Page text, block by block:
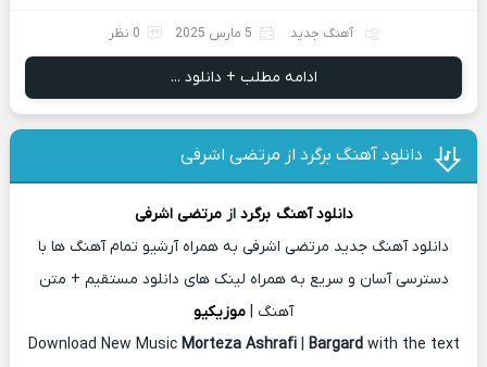
آهنگ جدید 5 مارس 2025 0 نظر
ادامه مطلب + دانلود ...
دانلود آهنگ برگرد از مرتضی اشرفی
دانلود آهنگ برگرد ازمرتضی اشرفی
دانلود آهنگ جدید مرتضی اشرفی به همراه آرشیو تمام آهنگ ها با
دسترسی آسان و سریع به همراه لینک های دانلود مستقیم + متن
آهنگ | موزیکیو
Download New Music Morteza Ashrafi| Bargard with the text